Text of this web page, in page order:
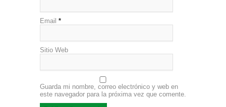
Email *
Sitio Web
Guarda mi nombre, correo electrónico y web en
este navegador para la próxima vez que comente.